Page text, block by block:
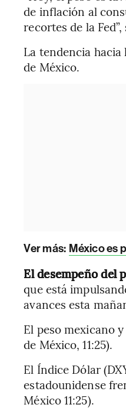
de inflación al
recortes de la
La tendencia
de México.
Ver más: México es
El desempeño del
que está
avances esta
El peso mexicano
de México, 11:25).
El Índice Dólar
estadounidense
México 11:25).